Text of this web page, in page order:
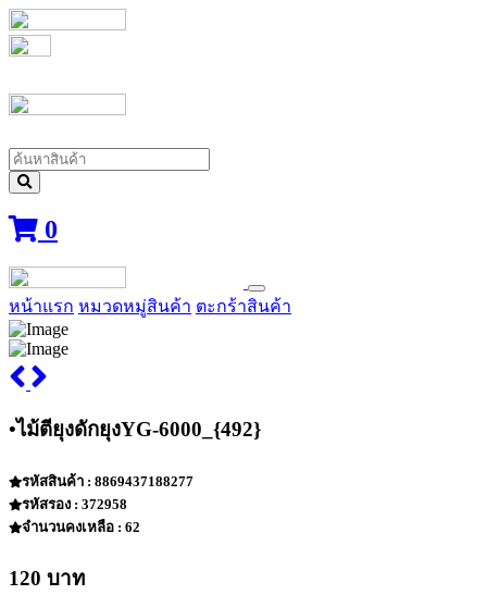
0
หน้าแรก หมวดหมู่สินค้า ตะกร้าสินค้า
•ไม้ตียุงดักยุงYG-6000_{492}
รหัสสินค้า : 8869437188277
รหัสรอง : 372958
จำนวนคงเหลือ : 62
120 บาท